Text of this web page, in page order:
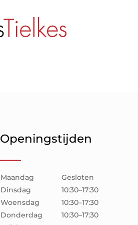
Openingstijden
Maandag
Gesloten
Dinsdag
10:30–17:30
Woensdag
10:30–17:30
Donderdag
10:30–17:30